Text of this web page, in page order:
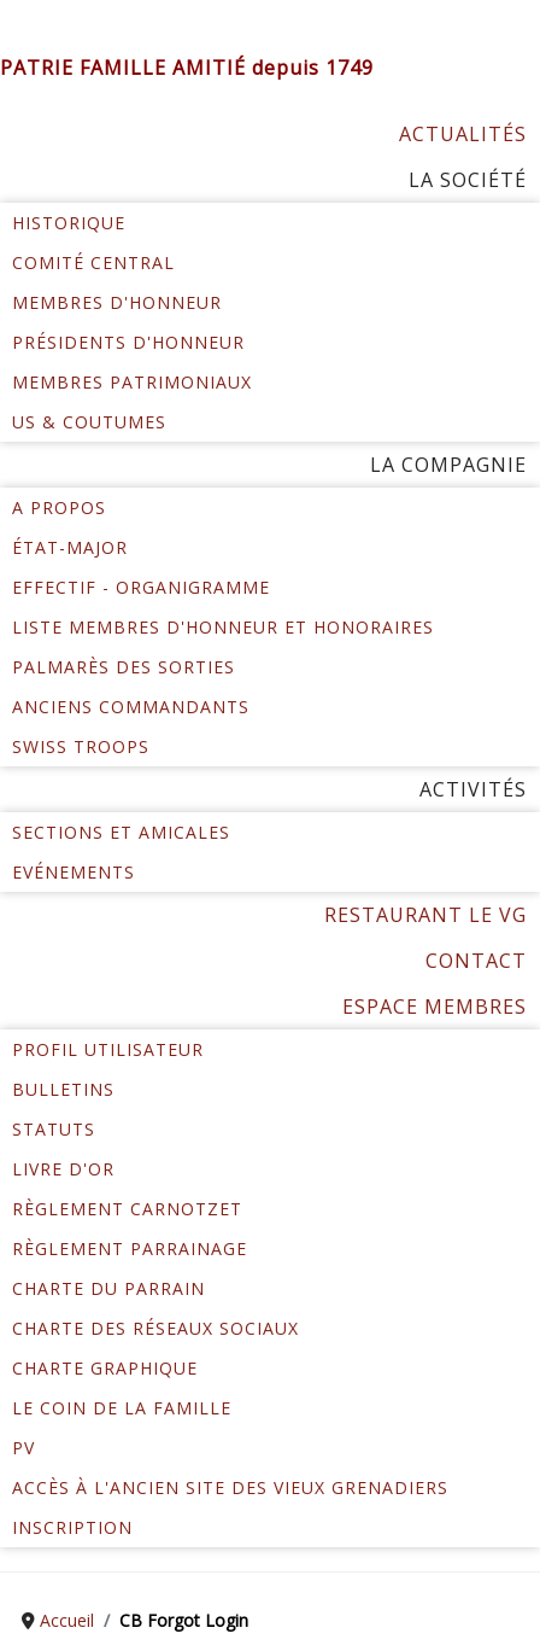
PATRIE FAMILLE AMITIÉ depuis 1749
ACTUALITÉS
LA SOCIÉTÉ
HISTORIQUE
COMITÉ CENTRAL
MEMBRES D'HONNEUR
PRÉSIDENTS D'HONNEUR
MEMBRES PATRIMONIAUX
US & COUTUMES
LA COMPAGNIE
A PROPOS
ÉTAT-MAJOR
EFFECTIF - ORGANIGRAMME
LISTE MEMBRES D'HONNEUR ET HONORAIRES
PALMARÈS DES SORTIES
ANCIENS COMMANDANTS
SWISS TROOPS
ACTIVITÉS
SECTIONS ET AMICALES
EVÉNEMENTS
RESTAURANT LE VG
CONTACT
ESPACE MEMBRES
PROFIL UTILISATEUR
BULLETINS
STATUTS
LIVRE D'OR
RÈGLEMENT CARNOTZET
RÈGLEMENT PARRAINAGE
CHARTE DU PARRAIN
CHARTE DES RÉSEAUX SOCIAUX
CHARTE GRAPHIQUE
LE COIN DE LA FAMILLE
PV
ACCÈS À L'ANCIEN SITE DES VIEUX GRENADIERS
INSCRIPTION
Accueil CB Forgot Login